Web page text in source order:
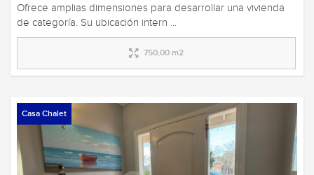
Ofrece amplias dimensiones para desarrollar una vivienda
de categoría. Su ubicación intern ...
750,00 m2
Casa Chalet